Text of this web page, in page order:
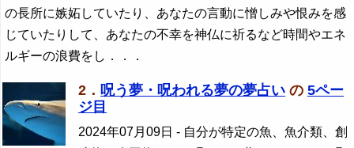
の長所に嫉妬していたり、あなたの言動に憎しみや恨みを感
じていたりして、あなたの不幸を神仏に祈るなど時間やエネ
ルギーの浪費をし．．．
2． 呪う夢・呪われる夢の夢占い の 5ペー
ジ目
2024年07月09日 - 自分が特定の魚、魚介類、創